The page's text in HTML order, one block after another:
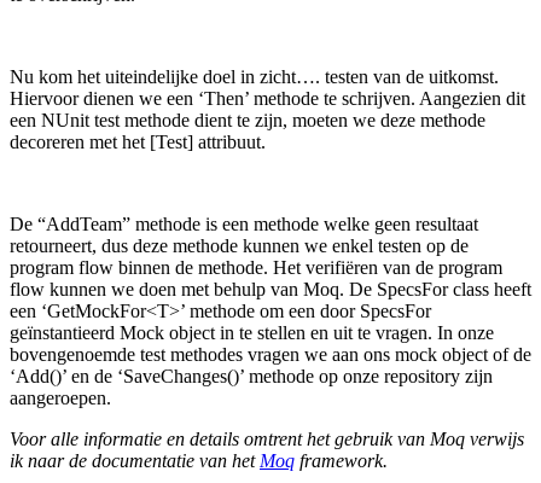
Nu kom het uiteindelijke doel in zicht…. testen van de uitkomst.
Hiervoor dienen we een ‘Then’ methode te schrijven. Aangezien dit
een NUnit test methode dient te zijn, moeten we deze methode
decoreren met het [Test] attribuut.
De “AddTeam” methode is een methode welke geen resultaat
retourneert, dus deze methode kunnen we enkel testen op de
program flow binnen de methode. Het verifiëren van de program
flow kunnen we doen met behulp van Moq. De SpecsFor class heeft
een ‘GetMockFor<T>’ methode om een door SpecsFor
geïnstantieerd Mock object in te stellen en uit te vragen. In onze
bovengenoemde test methodes vragen we aan ons mock object of de
‘Add()’ en de ‘SaveChanges()’ methode op onze repository zijn
aangeroepen.
Voor alle informatie en details omtrent het gebruik van Moq verwijs
ik naar de documentatie van het Moq framework.